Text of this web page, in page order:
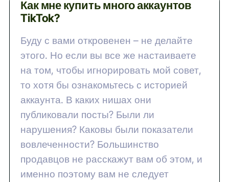
Как мне купить много аккаунтов
TikTok?
Буду с вами откровенен – не делайте
этого. Но если вы все же настаиваете
на том, чтобы игнорировать мой совет,
то хотя бы ознакомьтесь с историей
аккаунта. В каких нишах они
публиковали посты? Были ли
нарушения? Каковы были показатели
вовлеченности? Большинство
продавцов не расскажут вам об этом, и
именно поэтому вам не следует